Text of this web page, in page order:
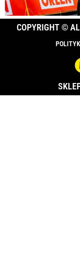
COPYRIGHT ©